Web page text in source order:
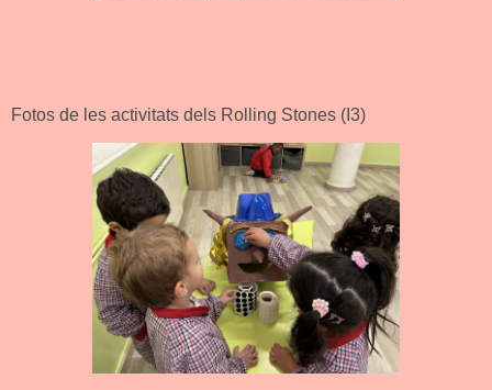
Fotos de les activitats dels Rolling Stones (I3)